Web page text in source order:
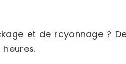
et de rayonnage ?